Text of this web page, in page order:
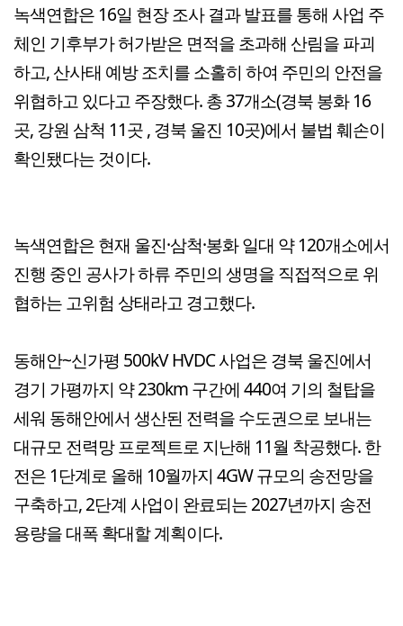
녹색연합은 16일 현장 조사 결과 발표를 통해 사업 주
체인 기후부가 허가받은 면적을 초과해 산림을 파괴
하고, 산사태 예방 조치를 소홀히 하여 주민의 안전을
위협하고 있다고 주장했다. 총 37개소(경북 봉화 16
곳, 강원 삼척 11곳 , 경북 울진 10곳)에서 불법 훼손이
확인됐다는 것이다.
녹색연합은 현재 울진·삼척·봉화 일대 약 120개소에서
진행 중인 공사가 하류 주민의 생명을 직접적으로 위
협하는 고위험 상태라고 경고했다.
동해안~신가평 500kV HVDC 사업은 경북 울진에서
경기 가평까지 약 230km 구간에 440여 기의 철탑을
세워 동해안에서 생산된 전력을 수도권으로 보내는
대규모 전력망 프로젝트로 지난해 11월 착공했다. 한
전은 1단계로 올해 10월까지 4GW 규모의 송전망을
구축하고, 2단계 사업이 완료되는 2027년까지 송전
용량을 대폭 확대할 계획이다.